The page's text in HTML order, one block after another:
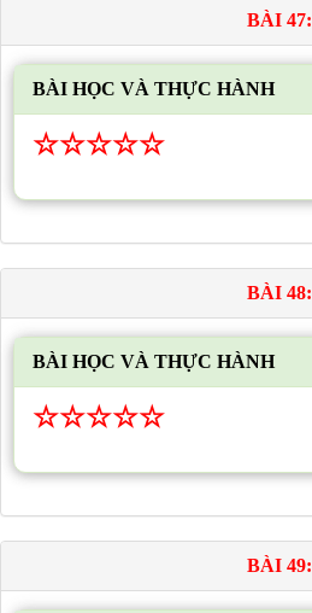
BÀI 47:
BÀI HỌC VÀ THỰC HÀNH
☆☆☆☆☆
BÀI 48:
BÀI HỌC VÀ THỰC HÀNH
☆☆☆☆☆
BÀI 49: